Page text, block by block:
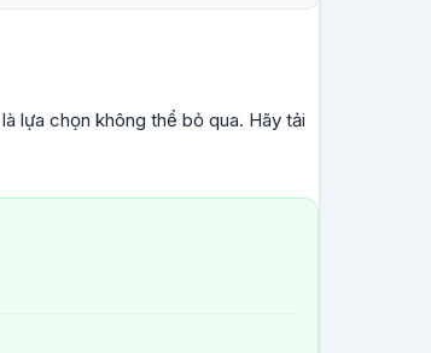
lựa chọn không thể bỏ qua. Hãy tải